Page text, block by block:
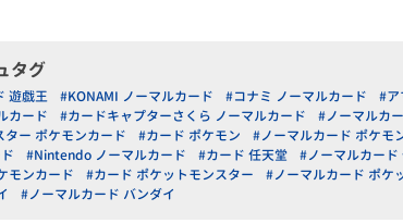
タグ
遊戯王 #KONAMI ノーマルカード #コナミ ノーマルカード
#ア
カード
#カードキャプターさくら ノーマルカード
#ノーマルカ
ー ポケモンカード
#カード ポケモン #ノーマルカード ポケモ
#Nintendo ノーマルカード #カード 任天堂
#ノーマルカード
モンカード
#カード ポケットモンスター
#ノーマルカード ポケ
#ノーマルカード バンダイ